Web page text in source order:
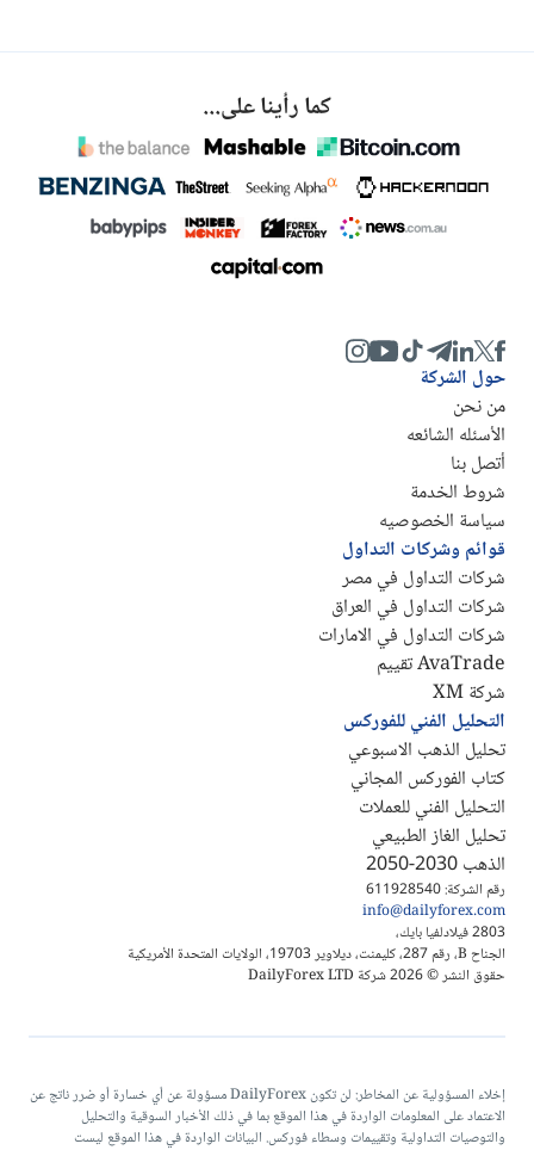
كما رأينا على...
رقم الشركة: 611928540
info@dailyforex.com
2803 فيلادلفيا بايك،
الجناح B، رقم 287، كليمنت، ديلاوير 19703، الولايات المتحدة الأمريكية
حقوق النشر © 2026 شركة DailyForex LTD
حول الشركة
من نحن
الأسئله الشائعه
أتصل بنا
شروط الخدمة
سياسة الخصوصيه
قوائم وشركات التداول
شركات التداول في مصر
شركات التداول في العراق
شركات التداول في الامارات
AvaTrade تقييم
شركة XM
التحليل الفني للفوركس
تحليل الذهب الاسبوعي
كتاب الفوركس المجاني
التحليل الفني للعملات
تحليل الغاز الطبيعي
الذهب 2030-2050
إخلاء المسؤولية عن المخاطر: لن تكون DailyForex مسؤولة عن أي خسارة أو ضرر ناتج عن
الاعتماد على المعلومات الواردة في هذا الموقع بما في ذلك الأخبار السوقية والتحليل
والتوصيات التداولية وتقييمات وسطاء فوركس. البيانات الواردة في هذا الموقع ليست